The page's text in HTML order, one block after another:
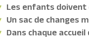
Les enfants doivent
Un sac de changes
Dans chaque